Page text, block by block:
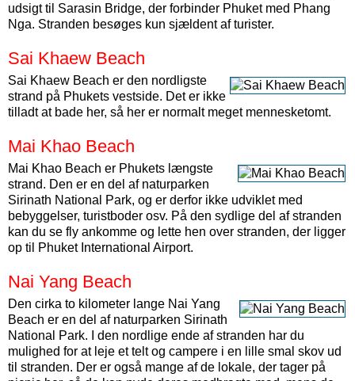
udsigt til Sarasin Bridge, der forbinder Phuket med Phang
Nga. Stranden besøges kun sjældent af turister.
Sai Khaew Beach
Sai Khaew Beach er den nordligste
strand på Phukets vestside. Det er ikke
tilladt at bade her, så her er normalt meget mennesketomt.
Mai Khao Beach
Mai Khao Beach er Phukets længste
strand. Den er en del af naturparken
Sirinath National Park, og er derfor ikke udviklet med
bebyggelser, turistboder osv. På den sydlige del af stranden
kan du se fly ankomme og lette hen over stranden, der ligger
op til Phuket International Airport.
Nai Yang Beach
Den cirka to kilometer lange Nai Yang
Beach er en del af naturparken Sirinath
National Park. I den nordlige ende af stranden har du
mulighed for at leje et telt og campere i en lille smal skov ud
til stranden. Der er også mange af de lokale, der tager på